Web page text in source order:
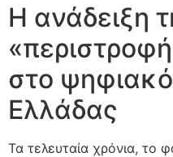
Η ανάδειξη
στο ψηφιακό
Ελλάδας
Τα τελευταία χρόνια, το